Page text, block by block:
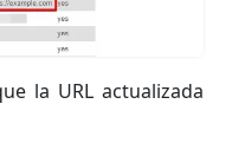
la URL actualizada